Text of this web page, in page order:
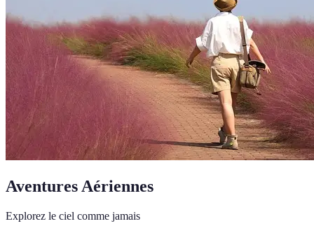
Aventures Aériennes
Explorez le ciel comme jamais